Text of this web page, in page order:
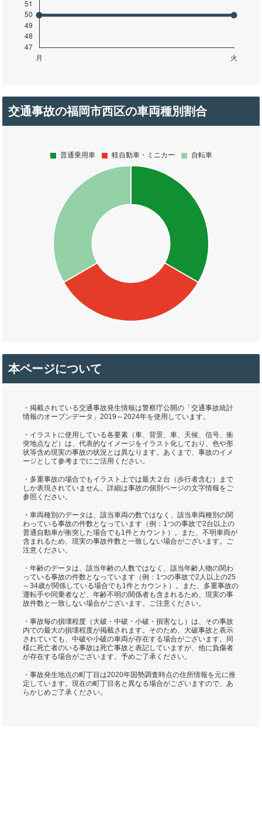
交通事故の福岡市西区の車両種別割合
本ページについて
・掲載されている交通事故発生情報は警察庁公開の「交通事故統計
情報のオープンデータ」2019～2024年を使用しています。
・イラストに使用している各要素（車、背景、車、天候、信号、衝
突地点など）は、代表的なイメージをイラスト化しており、色や形
状等含め現実の事故の状況とは異なります。あくまで、事故のイメ
ージとして参考までにご活用ください。
・多重事故の場合でもイラスト上では最大２台（歩行者含む）まで
しか表現されていません。詳細は事故の個別ページの文字情報をご
参照ください。
・車両種別のデータは、該当車両の数ではなく、該当車両種別の関
わっている事故の件数となっています（例：1つの事故で2台以上の
普通自動車が衝突した場合でも1件とカウント）。また、不明車両が
含まれるため、現実の事故件数と一致しない場合がございます。ご
注意ください。
・年齢のデータは、該当年齢の人数ではなく、該当年齢人物の関わ
っている事故の件数となっています（例：1つの事故で2人以上の25
～34歳が関係している場合でも1件とカウント）。また、多重事故の
運転手や同乗者など、年齢不明の関係者も含まれるため、現実の事
故件数と一致しない場合がございます。ご注意ください。
・事故毎の損壊程度（大破・中破・小破・損害なし）は、その事故
内での最大の損壊程度が掲載されます。そのため、大破事故と表示
されていても、中破や小破の車両が存在する場合がございます。同
様に死亡者のいる事故は死亡事故と表記していますが、他に負傷者
が存在する場合がございます。予めご了承ください。
・事故発生地点の町丁目は2020年国勢調査時点の住所情報を元に推
定しています。現在の町丁目名と異なる場合がございますので、あ
らかじめご了承ください。